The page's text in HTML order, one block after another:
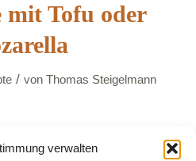
verwalten
mit Tofu oder
/ vonThomas Steigelmann